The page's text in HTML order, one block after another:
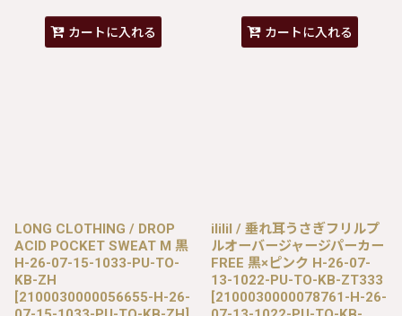
カートに入れる カートに入れる
LONG CLOTHING / DROP
ACID POCKET SWEAT M 黒
H-26-07-15-1033-PU-TO-
KB-ZH
[2100030000056655-H-26-
ililil / 垂れ耳うさぎフリルプ
ルオーバージャージパーカー
FREE 黒×ピンク H-26-07-
13-1022-PU-TO-KB-ZT333
[2100030000078761-H-26-